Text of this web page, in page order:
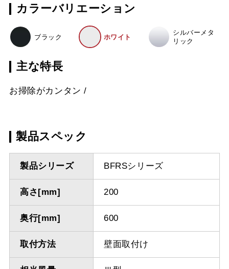
カラーバリエーション
ブラック ホワイト
シルバーメタ
リック
主な特長
お掃除がカンタン
製品スペック
製品シリーズ BFRSシリーズ
高さ[mm] 200
奥行[mm] 600
取付方法 壁面取付け